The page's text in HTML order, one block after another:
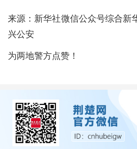
来源：新华社微信公众号综合新
兴公安
为两地警方点赞！